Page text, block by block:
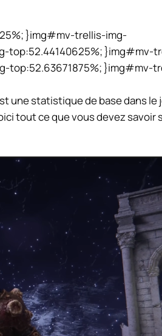
}img#mv-trellis-img-
top:52.44140625%; }img#mv-
top:52.63671875%; }img#mv-
une statistique de base dans le
tout ce que vous devez savoir